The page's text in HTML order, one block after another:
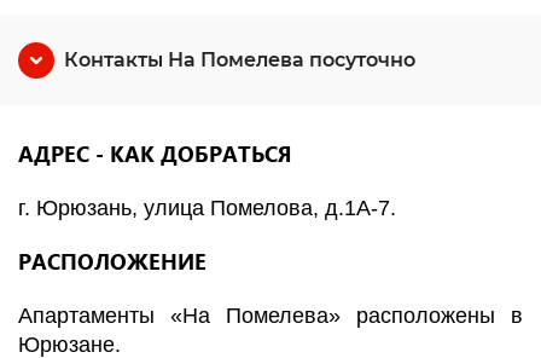
Контакты На Помелева посуточно
АДРЕС - КАК ДОБРАТЬСЯ
г. Юрюзань, улица Помелова, д.1А-7.
РАСПОЛОЖЕНИЕ
Апартаменты «На Помелева» расположены в
Юрюзане.